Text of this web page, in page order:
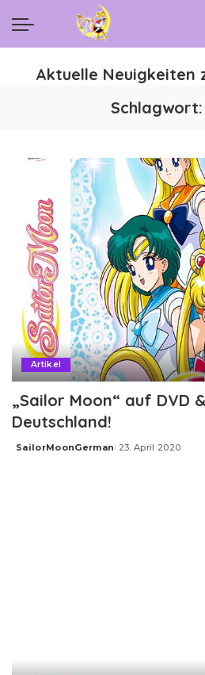
Aktuelle Neuigkeiten
Schlagwort:
Artikel
„Sailor Moon“ auf DVD
Deutschland!
Posted
SailorMoonGerman 23. April 2020